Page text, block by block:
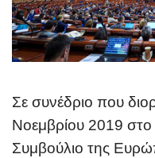
Σε συνέδριο που
Νοεμβρίου 2019
Συμβούλιο της